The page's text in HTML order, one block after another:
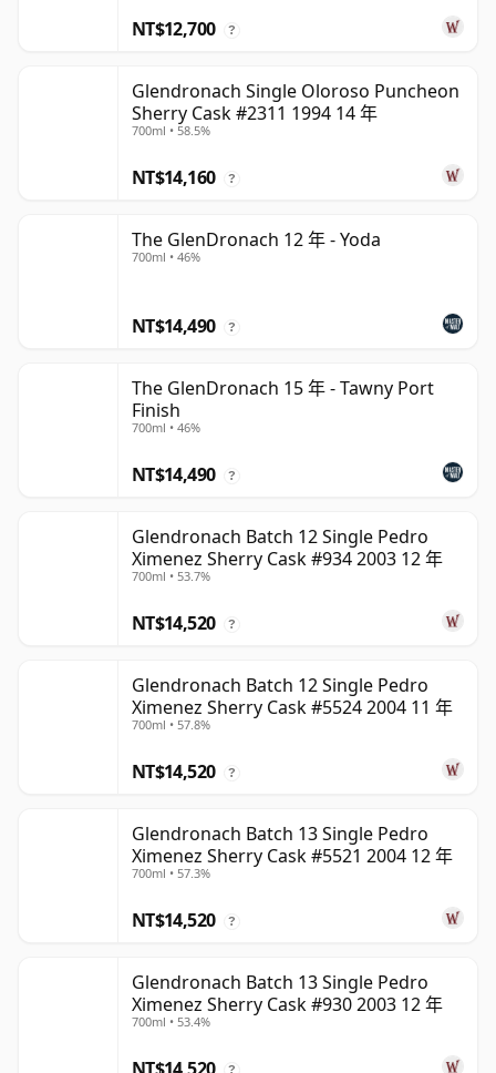
NT$12,700 ?
Glendronach Single Oloroso Puncheon
Sherry Cask #2311 1994 14 年
700ml • 58.5%
NT$14,160 ?
The GlenDronach 12 年 - Yoda
700ml • 46%
NT$14,490 ?
The GlenDronach 15 年 - Tawny Port
Finish
700ml • 46%
NT$14,490 ?
Glendronach Batch 12 Single Pedro
Ximenez Sherry Cask #934 2003 12 年
700ml • 53.7%
NT$14,520 ?
Glendronach Batch 12 Single Pedro
Ximenez Sherry Cask #5524 2004 11 年
700ml • 57.8%
NT$14,520 ?
Glendronach Batch 13 Single Pedro
Ximenez Sherry Cask #5521 2004 12 年
700ml • 57.3%
NT$14,520 ?
Glendronach Batch 13 Single Pedro
Ximenez Sherry Cask #930 2003 12 年
700ml • 53.4%
?